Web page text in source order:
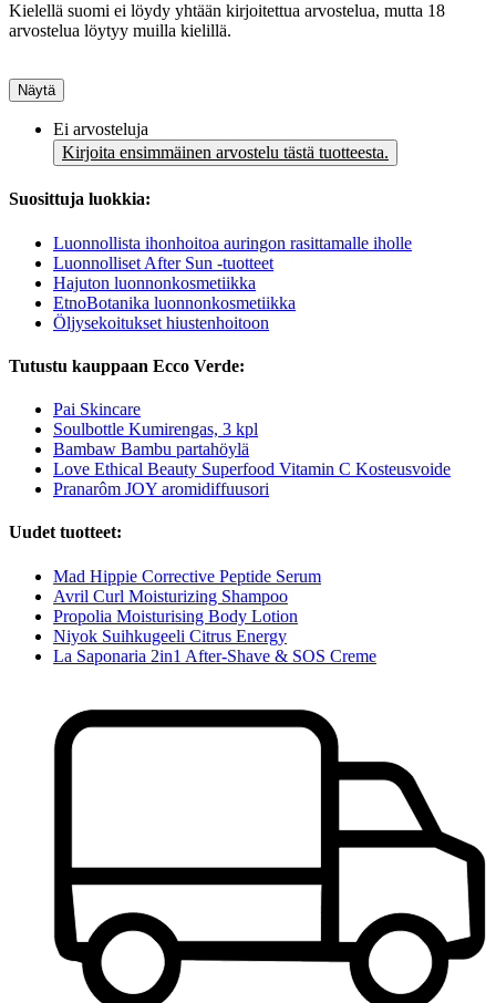
Kielellä suomi ei löydy yhtään kirjoitettua arvostelua, mutta 18
arvostelua löytyy muilla kielillä.
Näytä
Ei arvosteluja
Kirjoita ensimmäinen arvostelu tästä tuotteesta.
Suosittuja luokkia:
Luonnollista ihonhoitoa auringon rasittamalle iholle
Luonnolliset After Sun -tuotteet
Hajuton luonnonkosmetiikka
EtnoBotanika luonnonkosmetiikka
Öljysekoitukset hiustenhoitoon
Tutustu kauppaan Ecco Verde:
Pai Skincare
Soulbottle Kumirengas, 3 kpl
Bambaw Bambu partahöylä
Love Ethical Beauty Superfood Vitamin C Kosteusvoide
Pranarôm JOY aromidiffuusori
Uudet tuotteet:
Mad Hippie Corrective Peptide Serum
Avril Curl Moisturizing Shampoo
Propolia Moisturising Body Lotion
Niyok Suihkugeeli Citrus Energy
La Saponaria 2in1 After-Shave & SOS Creme